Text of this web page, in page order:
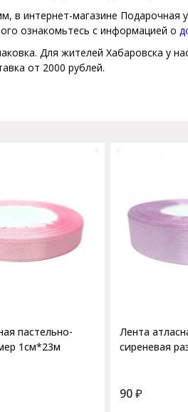
интернет-магазине Подарочная
ознакомьтесь с информацией о
Для жителей Хабаровска у
от 2000 рублей.
пастельно-
1см*23м
Лента
сиреневая
90₽